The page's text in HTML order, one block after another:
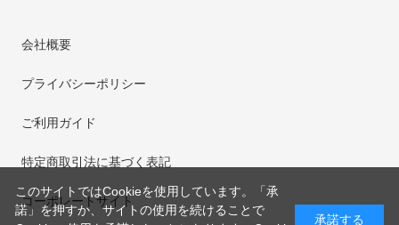
会社概要
プライバシーポリシー
ご利用ガイド
特定商取引法に基づく表記
コーポレートサイト
このサイトではCookieを使用しています。「承
諾」を押すか、サイトの使用を続けることで
承諾する